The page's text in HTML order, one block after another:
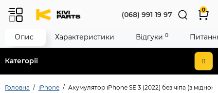
Категорії
(068) 991 19 97
0
Головна iPhone Акумулятор iPhone SE 3 (2022) без чіпа (з
Опис Характеристики Відгуки 0